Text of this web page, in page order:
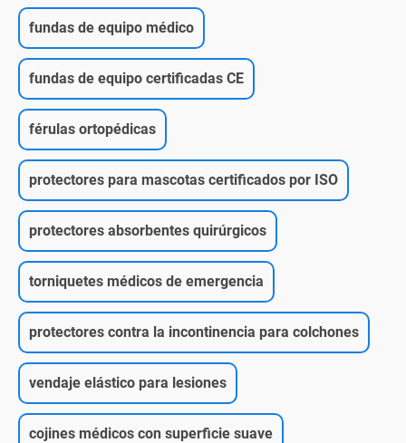
fundas de equipo médico
fundas de equipo certificadas CE
férulas ortopédicas
protectores para mascotas certificados por ISO
protectores absorbentes quirúrgicos
torniquetes médicos de emergencia
protectores contra la incontinencia para colchones
vendaje elástico para lesiones
cojines médicos con superficie suave